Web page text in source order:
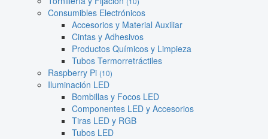
Consumibles Electrónicos
Accesorios y Material Auxiliar
Cintas y Adhesivos
Productos Químicos y Limpieza
Tubos Termorretráctiles
Raspberry Pi (10)
Iluminación LED
Bombillas y Focos LED
Componentes LED y Accesorios
Tiras LED y RGB
Tubos LED